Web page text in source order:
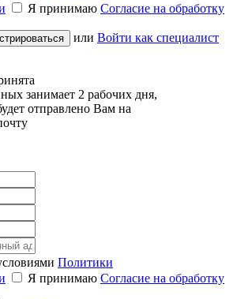
Я принимаю Согласие на обработку
или Войти как специалист
занимает 2 рабочих дня,
отправлено Вам на
Политики
Я принимаю Согласие на обработку